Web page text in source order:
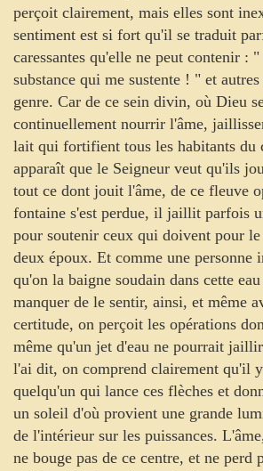
perçoit clairement, mais elles sont
sentiment est si fort qu'il se traduit
caressantes qu'elle ne peut contenir :
substance qui me sustente ! " et autres
genre. Car de ce sein divin, où Dieu
continuellement nourrir l'âme,
lait qui fortifient tous les habitants du
apparaît que le Seigneur veut qu'ils
tout ce dont jouit l'âme, de ce fleuve
fontaine s'est perdue, il jaillit parfois
pour soutenir ceux qui doivent pour
deux époux. Et comme une personne
qu'on la baigne soudain dans cette
manquer de le sentir, ainsi, et même
certitude, on perçoit les opérations
même qu'un jet d'eau ne pourrait
l'ai dit, on comprend clairement qu'il
quelqu'un qui lance ces flèches et
un soleil d'où provient une grande
de l'intérieur sur les puissances.
ne bouge pas de ce centre, et ne perd